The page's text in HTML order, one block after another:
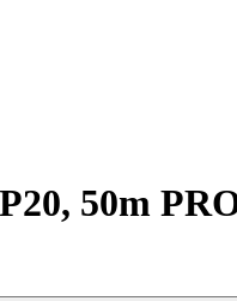
50m